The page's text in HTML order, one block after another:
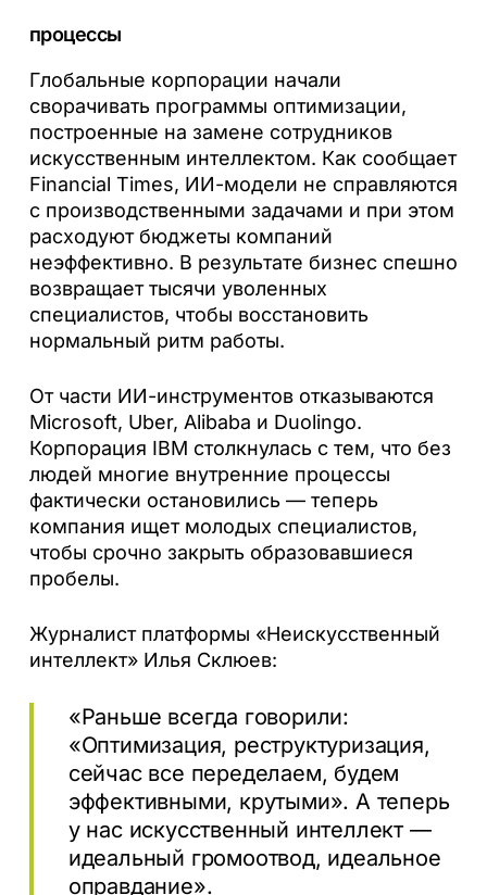
процессы
Глобальные корпорации начали
сворачивать программы оптимизации,
построенные на замене сотрудников
искусственным интеллектом. Как сообщает
Financial Times, ИИ-модели не справляются
с производственными задачами и при этом
расходуют бюджеты компаний
неэффективно. В результате бизнес спешно
возвращает тысячи уволенных
специалистов, чтобы восстановить
нормальный ритм работы.
От части ИИ-инструментов отказываются
Microsoft, Uber, Alibaba и Duolingo.
Корпорация IBM столкнулась с тем, что без
людей многие внутренние процессы
фактически остановились — теперь
компания ищет молодых специалистов,
чтобы срочно закрыть образовавшиеся
пробелы.
Журналист платформы «Неискусственный
интеллект» Илья Склюев:
«Раньше всегда говорили:
«Оптимизация, реструктуризация,
сейчас все переделаем, будем
эффективными, крутыми». А теперь
у нас искусственный интеллект —
идеальный громоотвод, идеальное
оправдание».